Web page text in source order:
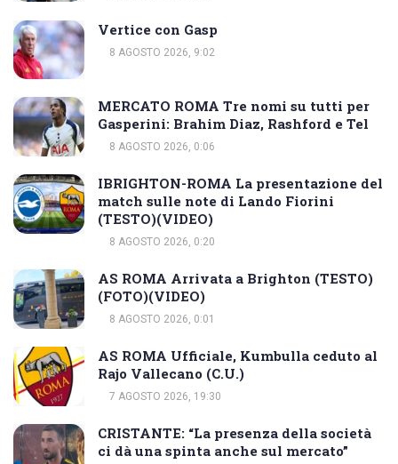
Vertice con Gasp
8 AGOSTO 2026, 9:02
MERCATO ROMA Tre nomi su tutti per
Gasperini: Brahim Diaz, Rashford e Tel
8 AGOSTO 2026, 0:06
IBRIGHTON-ROMA La presentazione del
match sulle note di Lando Fiorini
(TESTO)(VIDEO)
8 AGOSTO 2026, 0:20
AS ROMA Arrivata a Brighton (TESTO)
(FOTO)(VIDEO)
8 AGOSTO 2026, 0:01
AS ROMA Ufficiale, Kumbulla ceduto al
Rajo Vallecano (C.U.)
7 AGOSTO 2026, 19:30
CRISTANTE: “La presenza della società
ci dà una spinta anche sul mercato”